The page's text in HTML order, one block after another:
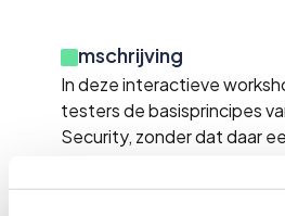
Omschrijving
In deze interactieve
testers de basisprincipes
Security, zonder dat daar
focussen op functionele